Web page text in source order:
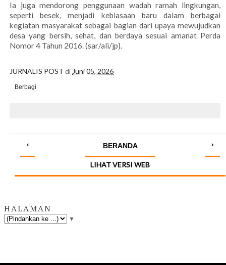
Ia juga mendorong penggunaan wadah ramah lingkungan,
seperti besek, menjadi kebiasaan baru dalam berbagai
kegiatan masyarakat sebagai bagian dari upaya mewujudkan
desa yang bersih, sehat, dan berdaya sesuai amanat Perda
Nomor 4 Tahun 2016. (sar/ali/jp).
JURNALIS POST di Juni 05, 2026
Berbagi
‹ ›
BERANDA
LIHAT VERSI WEB
HALAMAN
▼